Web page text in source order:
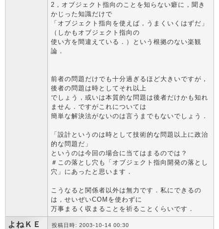
2，オブジェクト指向のことを知らない癖に，聞き
かじった知識だけで
「オブジェクト指向を使えば，うまくいくはずだ」
（しかもオブジェクト指向の
使い方を間違えている．）という根拠のない楽観
論．
前者の問題だけでも十分過ぎるほど大きいですが，
後者の問題は時としてそれ以上
でしょう，或いは本質的な問題は後者だけかも知れ
ません．ですがこれについては
簡単な解決法がないのは言うまでもないでしょう．
「設計というのは時として技術的な問題以上に政治
的な問題だ」
というのは今回の場合に当てはまるのでは？
＃この落とし穴も「オブジェクト指向開発の落とし
穴」にあったと思います．
こうなると関係者以外は無力です．私にできるの
は，せいぜいCOMを使わずに
万事まるく収まることを祈ることくらいです．
よねＫＥ
投稿日時: 2003-10-14 00:30